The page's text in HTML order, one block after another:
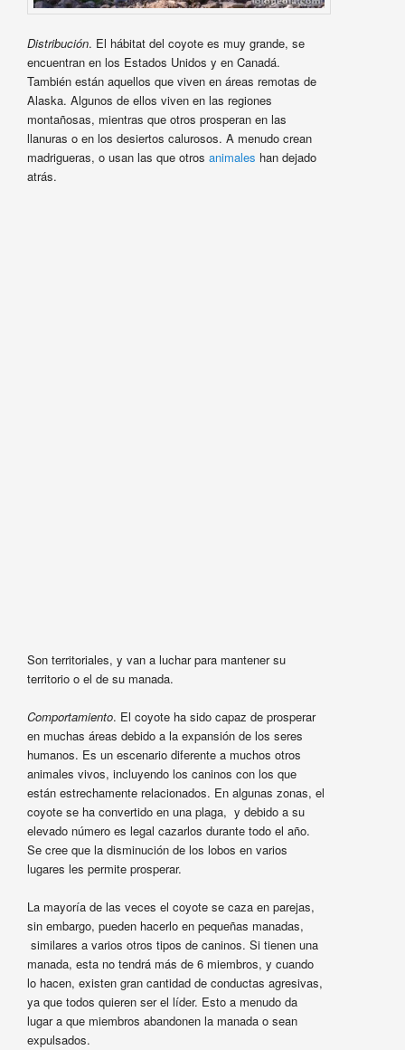
Distribución. El hábitat del coyote es muy grande, se
encuentran en los Estados Unidos y en Canadá.
También están aquellos que viven en áreas remotas de
Alaska. Algunos de ellos viven en las regiones
montañosas, mientras que otros prosperan en las
llanuras o en los desiertos calurosos. A menudo crean
madrigueras, o usan las que otros animales han dejado
atrás.
Son territoriales, y van a luchar para mantener su
territorio o el de su manada.
Comportamiento. El coyote ha sido capaz de prosperar
en muchas áreas debido a la expansión de los seres
humanos. Es un escenario diferente a muchos otros
animales vivos, incluyendo los caninos con los que
están estrechamente relacionados. En algunas zonas, el
coyote se ha convertido en una plaga, y debido a su
elevado número es legal cazarlos durante todo el año.
Se cree que la disminución de los lobos en varios
lugares les permite prosperar.
La mayoría de las veces el coyote se caza en parejas,
sin embargo, pueden hacerlo en pequeñas manadas,
similares a varios otros tipos de caninos. Si tienen una
manada, esta no tendrá más de 6 miembros, y cuando
lo hacen, existen gran cantidad de conductas agresivas,
ya que todos quieren ser el líder. Esto a menudo da
lugar a que miembros abandonen la manada o sean
expulsados.